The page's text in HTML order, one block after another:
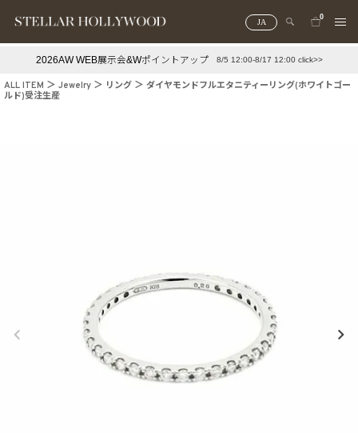
JA
0
#スタッフイチ押し（通勤パールアクセ）
2026AW WEB展示会&Wポイントアップ 8/5 12:00-8/17 12:00 click>>
ALL ITEM Jewelry リング
ダイヤモンドフルエタニティーリング(ホワイトゴー
ルド)受注生産